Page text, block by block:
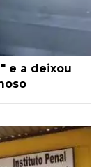
e a deixou